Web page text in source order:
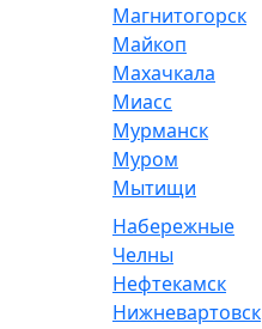
Магнитогорск
Майкоп
Махачкала
Миасс
Мурманск
Муром
Мытищи
Набережные
Челны
Нефтекамск
Нижневартовск